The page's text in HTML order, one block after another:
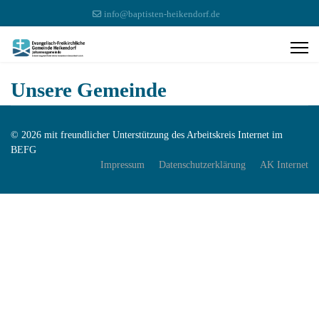
info@baptisten-heikendorf.de
Unsere Gemeinde
© 2026 mit freundlicher Unterstützung des Arbeitskreis Internet im
BEFG
Impressum
Datenschutzerklärung AK Internet